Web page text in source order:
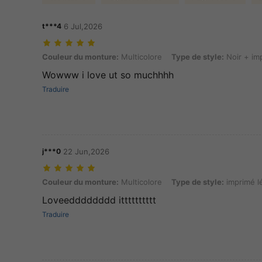
t***4 6 Jul,2026
Couleur du monture: Multicolore, Type de style: Noir + imprimé
Couleur du monture: Multicolore Type de style: Noir +
Wowww i love ut so muchhhh
Traduire
j***0 22 Jun,2026
Couleur du monture: Multicolore, Type de style: imprimé léopard
Couleur du monture: Multicolore Type de style: imprimé
Loveedddddddd itttttttttt
Traduire